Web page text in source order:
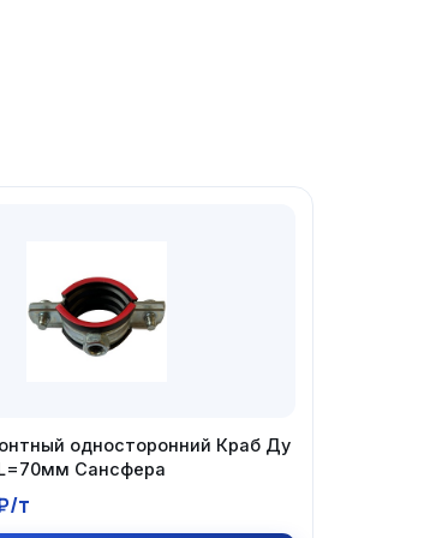
односторонний Краб Ду
Сансфера
т